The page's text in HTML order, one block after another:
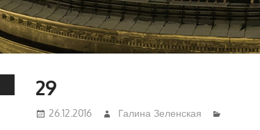
29
26.12.2016 Галина Зеленская